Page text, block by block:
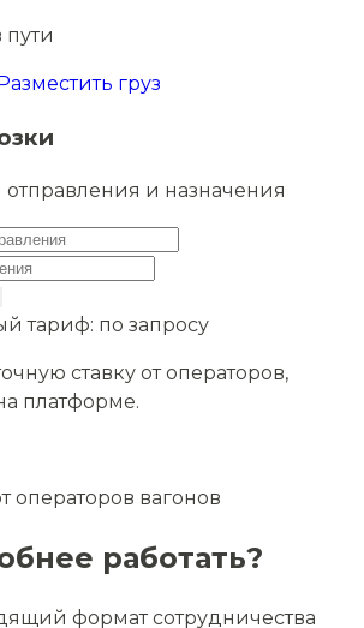
груз
и назначения
тариф: по запросу
ставку от операторов,
платформе.
операторов вагонов
работать?
формат сотрудничества